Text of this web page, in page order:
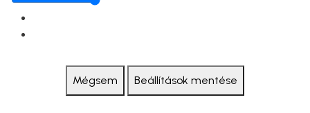
Mégsem Beállítások mentése